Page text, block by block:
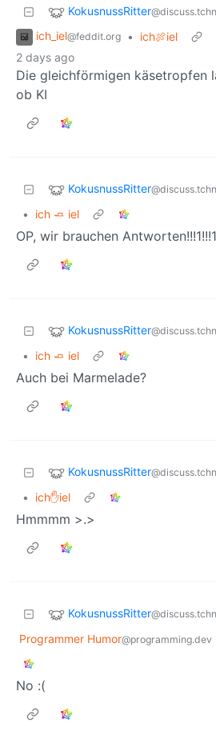
KokusnussRitter
ich_iel@feddit.org • ich🍖iel
2 days ago
Die gleichförmigen käsetropfen
ob KI
KokusnussRitter
• ich 🧈 iel
OP, wir brauchen
KokusnussRitter
• ich 🧈 iel
Auch bei Marmelade?
KokusnussRitter
• ich✋iel
Hmmmm >.>
KokusnussRitter
Programmer Humor@programming.dev
No :(